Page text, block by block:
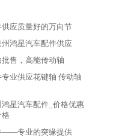
应质量好的万向节
鸿星汽车配件供应
售，高能传动轴
业供应花键轴 传动轴
星汽车配件_价格优惠
——专业的突缘提供